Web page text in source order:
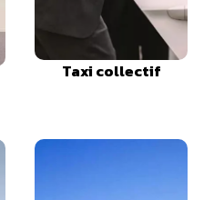
Taxi collectif